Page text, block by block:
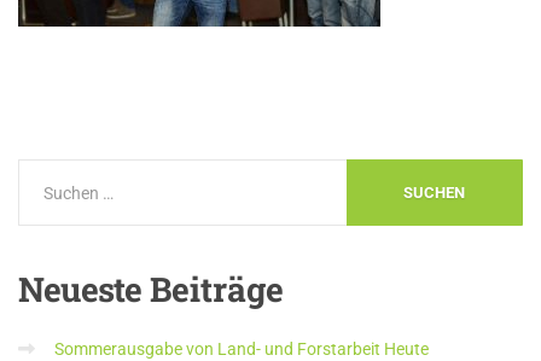
NeuesteBeiträge
Sommerausgabe von Land- und Forstarbeit Heute